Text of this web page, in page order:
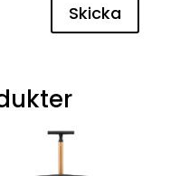
Skicka